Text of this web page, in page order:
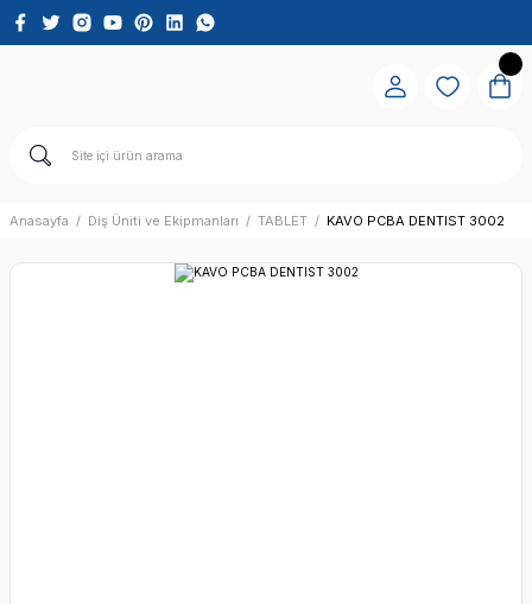
Anasayfa Diş Üniti ve Ekipmanları TABLET KAVO PCBA DENTIST 3002